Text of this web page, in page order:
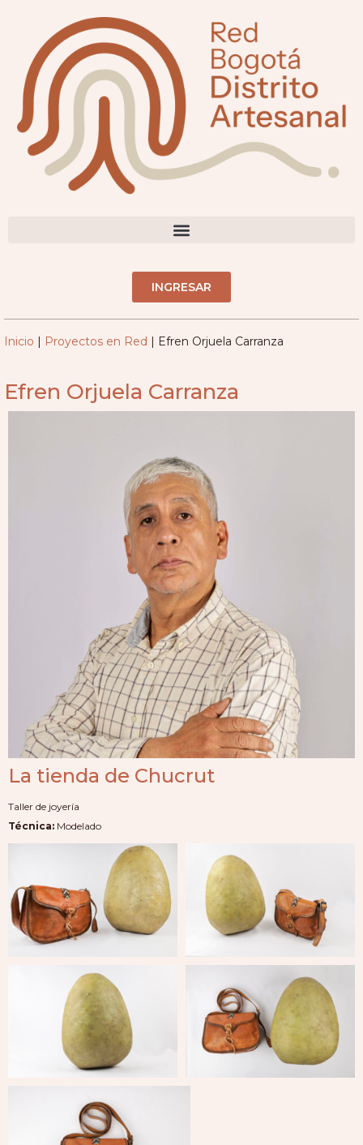
INGRESAR
Inicio | Proyectos en Red | Efren Orjuela Carranza
Efren Orjuela Carranza
La tienda de Chucrut
Taller de joyería
Técnica: Modelado